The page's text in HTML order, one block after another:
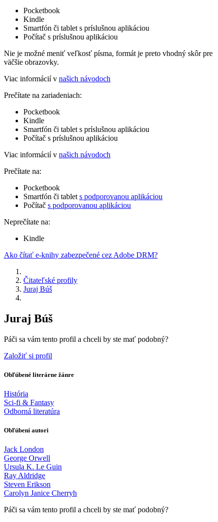
Pocketbook
Kindle
Smartfón či tablet s príslušnou aplikáciou
Počítač s príslušnou aplikáciou
Nie je možné meniť veľkosť písma, formát je preto vhodný skôr pre
väčšie obrazovky.
Viac informácií v našich návodoch
Prečítate na zariadeniach:
Pocketbook
Kindle
Smartfón či tablet s príslušnou aplikáciou
Počítač s príslušnou aplikáciou
Viac informácií v našich návodoch
Prečítate na:
Pocketbook
Smartfón či tablet s podporovanou aplikáciou
Počítač s podporovanou aplikáciou
Neprečítate na:
Kindle
Ako čítať e-knihy zabezpečené cez Adobe DRM?
Čitateľské profily
Juraj Búš
Juraj Búš
Páči sa vám tento profil a chceli by ste mať podobný?
Založiť si profil
Obľúbené literárne žánre
História
Sci-fi & Fantasy
Odborná literatúra
Obľúbení autori
Jack London
George Orwell
Ursula K. Le Guin
Ray Aldridge
Steven Erikson
Carolyn Janice Cherryh
Páči sa vám tento profil a chceli by ste mať podobný?